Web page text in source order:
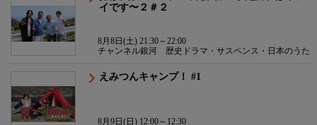
イです〜２＃２
8月8日(土) 21:30～22:00
チャンネル銀河 歴史ドラマ・サスペンス・日本のうた
えみつんキャンプ！ #1
8月9日(日) 12:00～12:30